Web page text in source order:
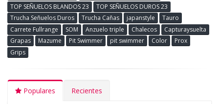
TOP SEÑUELOS BLANDOS 23
TOP SEÑUELOS DUROS 23
Trucha Señuelos Duros
Trucha Cañas japanstyle
Tauro
Carrete Fullrange
SOM Anzuelo triple Chalecos
Capturaysuelta
Grapas
Mazume Pit Swimmer pit swimmer Color
Prox
Grips
Populares Recientes